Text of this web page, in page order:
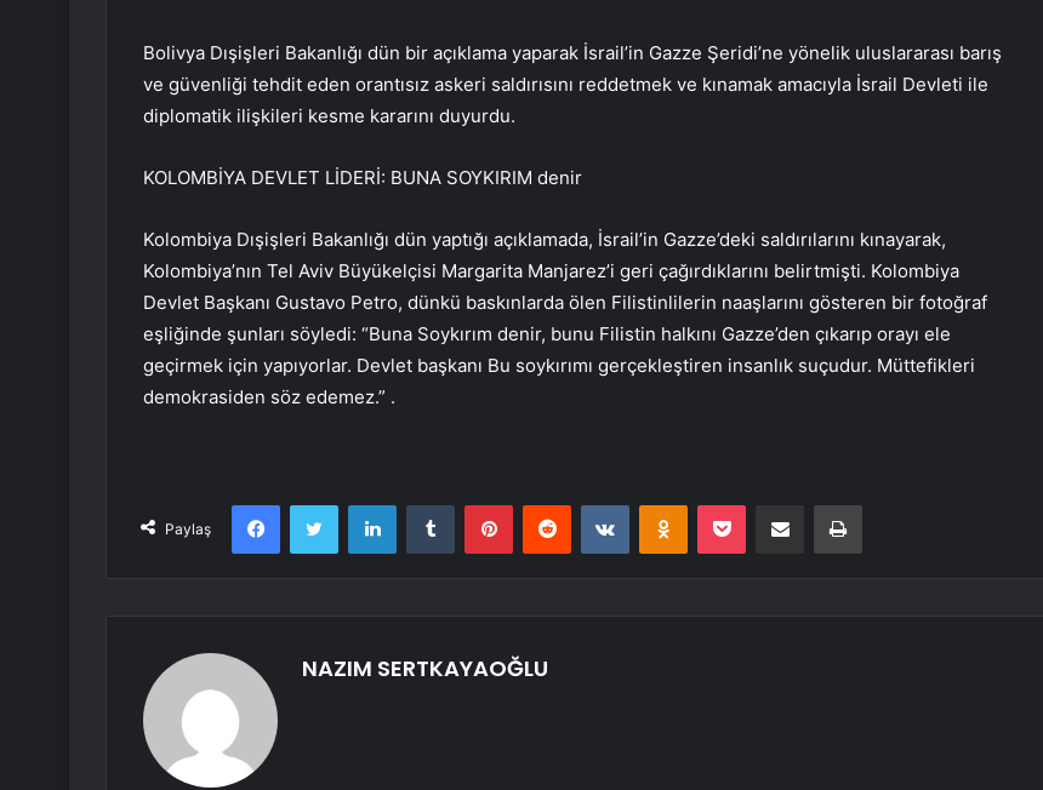
Bolivya Dışişleri Bakanlığı dün bir açıklama yaparak İsrail’in Gazze Şeridi’ne yönelik uluslararası barış
ve güvenliği tehdit eden orantısız askeri saldırısını reddetmek ve kınamak amacıyla İsrail Devleti ile
diplomatik ilişkileri kesme kararını duyurdu.
KOLOMBİYA DEVLET LİDERİ: BUNA SOYKIRIM denir
Kolombiya Dışişleri Bakanlığı dün yaptığı açıklamada, İsrail’in Gazze’deki saldırılarını kınayarak,
Kolombiya’nın Tel Aviv Büyükelçisi Margarita Manjarez’i geri çağırdıklarını belirtmişti. Kolombiya
Devlet Başkanı Gustavo Petro, dünkü baskınlarda ölen Filistinlilerin naaşlarını gösteren bir fotoğraf
eşliğinde şunları söyledi: “Buna Soykırım denir, bunu Filistin halkını Gazze’den çıkarıp orayı ele
geçirmek için yapıyorlar. Devlet başkanı Bu soykırımı gerçekleştiren insanlık suçudur. Müttefikleri
demokrasiden söz edemez.” .
Paylaş
FacebookTwitter LinkedInTumblr PinterestReddit VKontakteOdnoklassniki
Pocket E-Posta ile paylaş Yazdır
NAZIM SERTKAYAOĞLU